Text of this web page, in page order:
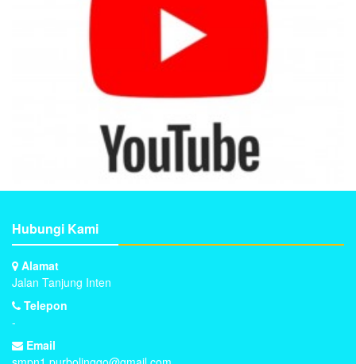
Hubungi Kami
Alamat
Jalan Tanjung Inten
Telepon
-
Email